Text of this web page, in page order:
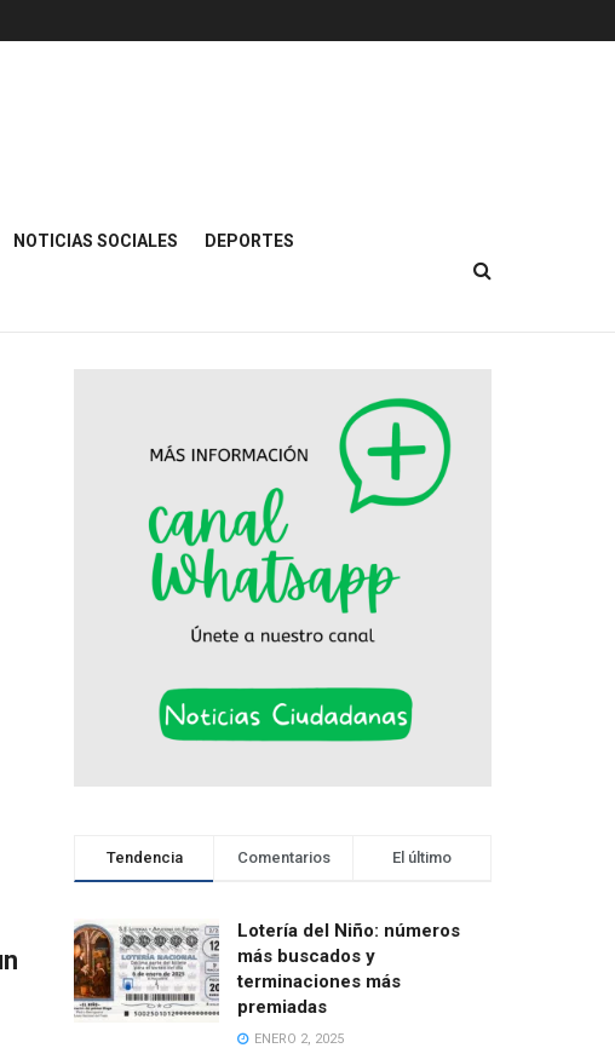
NOTICIAS SOCIALES DEPORTES
Tendencia Comentarios El último
Lotería del Niño: números
más buscados y
terminaciones más
premiadas
ENERO 2, 2025